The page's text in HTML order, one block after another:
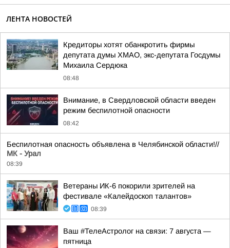
ЛЕНТА НОВОСТЕЙ
Кредиторы хотят обанкротить фирмы
депутата думы ХМАО, экс-депутата Госдумы
Михаила Сердюка
08:48
Внимание, в Свердловской области введен
режим беспилотной опасности
08:42
Беспилотная опасность объявлена в Челябинской области!//
МК - Урал
08:39
Ветераны ИК-6 покорили зрителей на
фестивале «Калейдоскоп талантов»
08:39
Ваш #ТелеАстролог на связи: 7 августа —
пятница